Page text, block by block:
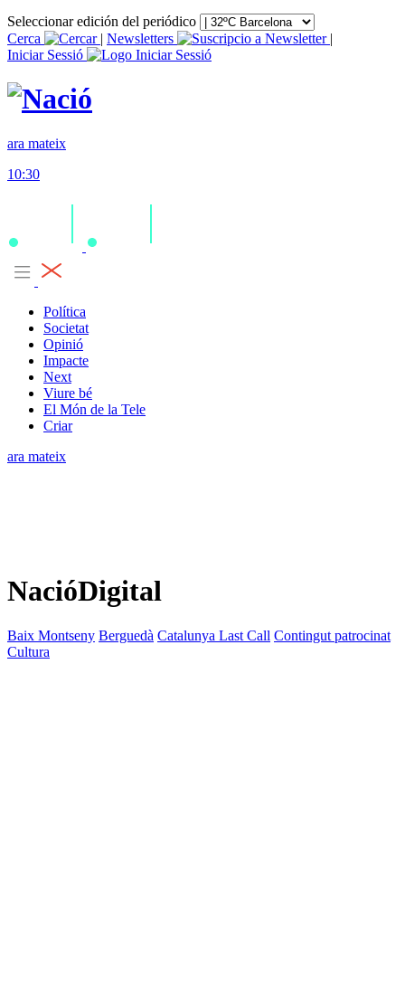
Seleccionar edición del periódico
Cerca
| Newsletters
|
Iniciar Sessió
ara mateix
10:30
Política
Societat
Opinió
Impacte
Next
Viure bé
El Món de la Tele
Criar
ara mateix
NacióDigital
Baix Montseny Berguedà Catalunya Last Call Contingut patrocinat
Cultura